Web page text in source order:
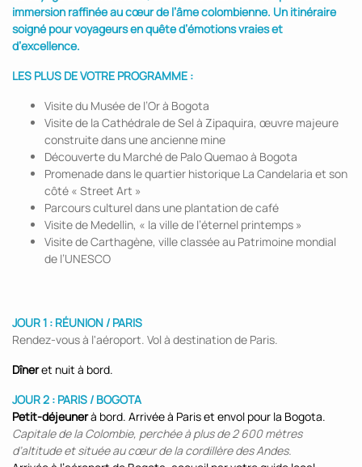
immersion raffinée au cœur de l’âme colombienne. Un itinéraire
soigné pour voyageurs en quête d’émotions vraies et
d’excellence.
LES PLUS DE VOTRE PROGRAMME :
Visite du Musée de l’Or à Bogota
Visite de la Cathédrale de Sel à Zipaquira, œuvre majeure
construite dans une ancienne mine
Découverte du Marché de Palo Quemao à Bogota
Promenade dans le quartier historique La Candelaria et son
côté « Street Art »
Parcours culturel dans une plantation de café
Visite de Medellin, « la ville de l’éternel printemps »
Visite de Carthagène, ville classée au Patrimoine mondial
de l’UNESCO
JOUR 1 : RÉUNION / PARIS
Rendez-vous à l'aéroport. Vol à destination de Paris.
Dîneret nuit à bord.
JOUR 2 : PARIS / BOGOTA
Petit-déjeunerà bord. Arrivée à Paris et envol pour la Bogota.
Capitale de la Colombie, perchée à plus de 2 600 mètres
d’altitude et située au cœur de la cordillère des Andes.